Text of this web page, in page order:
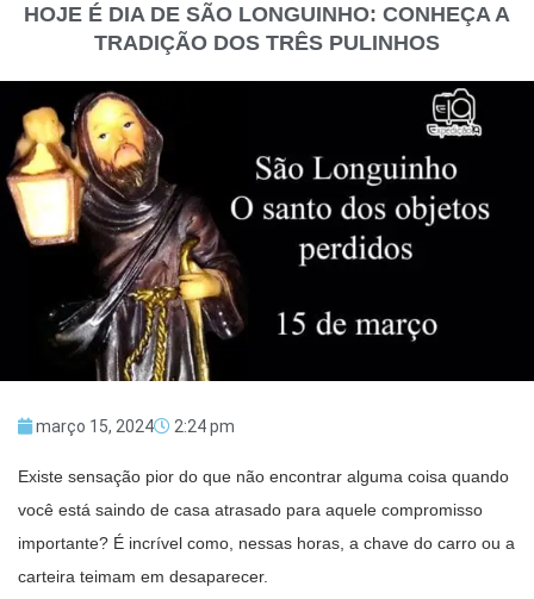
HOJE É DIA DE SÃO LONGUINHO: CONHEÇA A
TRADIÇÃO DOS TRÊS PULINHOS
março 15, 2024 2:24 pm
Existe sensação pior do que não encontrar alguma coisa quando
você está saindo de casa atrasado para aquele compromisso
importante? É incrível como, nessas horas, a chave do carro ou a
carteira teimam em desaparecer.